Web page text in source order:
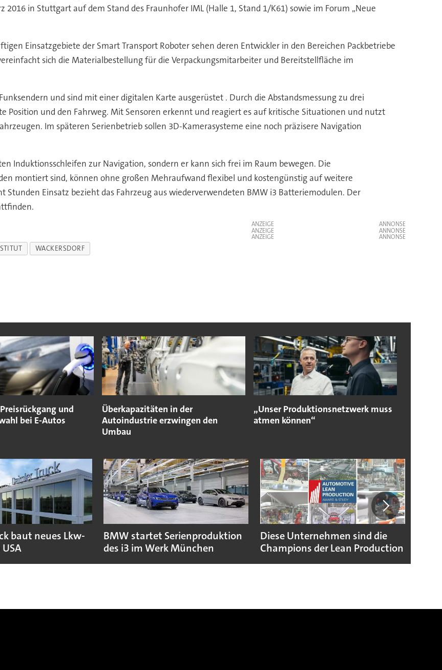
2016 in Stuttgart auf dem Stand des Fraunhofer IML (Halle 1, Stand 1/K61) sowie im Forum „Neue
Einsatzgebiete der Smart Transport Roboter sehen deren Entwickler in den Bereichen Packbetriebe
sich die Materialbestellung für die Verpackungsmitarbeiter und Bereitstellfläche im
und sind mit einer digitalen Karte ausgerüstet . Durch die Abstandsmessung zu drei
Position und den Fahrweg. Mit Sensoren erkennt und reagiert es auf kritische Situationen und nutzt
Im späteren Serienbetrieb sollen 3D-Kamerasysteme eine noch präzisere Navigation
Induktionsschleifen zur Navigation, sondern er kann sich frei im Raum bewegen. Die
montiert sind, können ohne großen Mehraufwand flexibel und kostengünstig auf weitere
Stunden Einsatz bezieht das Fahrzeug aus wiederverwendeten BMW i3 Batteriemodulen. Der
ANZEIGE
ANZEIGE
ANZEIGE
WACKERSDORF
und
bei E-Autos
Überkapazitäten in der
Autoindustrie erzwingen den
Umbau
„Unser Produktionsnetzwerk muss
atmen können“
baut neues Lkw-
BMW startet Serienproduktion
des i3 im Werk München
Diese Unternehmen sind die
Champions der Lean Production